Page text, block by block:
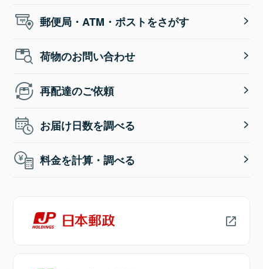
郵便局・ATM・ポストをさがす
荷物のお問い合わせ
再配達のご依頼
お届け日数を調べる
料金を計算・調べる